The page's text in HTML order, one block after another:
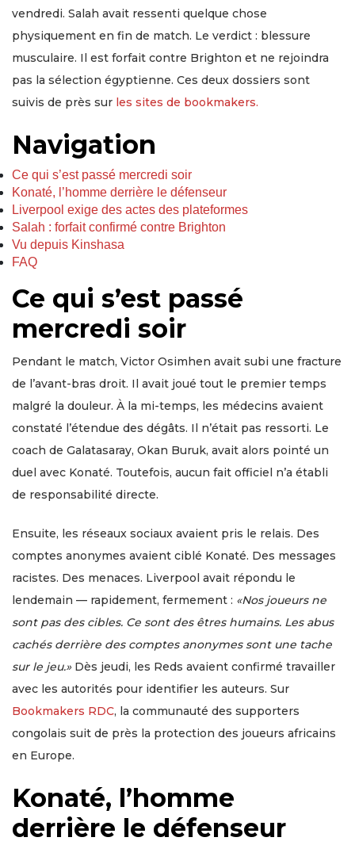
vendredi. Salah avait ressenti quelque chose
physiquement en fin de match. Le verdict : blessure
musculaire. Il est forfait contre Brighton et ne rejoindra
pas la sélection égyptienne. Ces deux dossiers sont
suivis de près sur les sites de bookmakers.
Navigation
Ce qui s’est passé mercredi soir
Konaté, l’homme derrière le défenseur
Liverpool exige des actes des plateformes
Salah : forfait confirmé contre Brighton
Vu depuis Kinshasa
FAQ
Ce qui s’est passé
mercredi soir
Pendant le match, Victor Osimhen avait subi une fracture
de l’avant-bras droit. Il avait joué tout le premier temps
malgré la douleur. À la mi-temps, les médecins avaient
constaté l’étendue des dégâts. Il n’était pas ressorti. Le
coach de Galatasaray, Okan Buruk, avait alors pointé un
duel avec Konaté. Toutefois, aucun fait officiel n’a établi
de responsabilité directe.
Ensuite, les réseaux sociaux avaient pris le relais. Des
comptes anonymes avaient ciblé Konaté. Des messages
racistes. Des menaces. Liverpool avait répondu le
lendemain — rapidement, fermement : «Nos joueurs ne
sont pas des cibles. Ce sont des êtres humains. Les abus
cachés derrière des comptes anonymes sont une tache
sur le jeu.»Dès jeudi, les Reds avaient confirmé travailler
avec les autorités pour identifier les auteurs. Sur
Bookmakers RDC, la communauté des supporters
congolais suit de près la protection des joueurs africains
en Europe.
Konaté, l’homme
derrière le défenseur